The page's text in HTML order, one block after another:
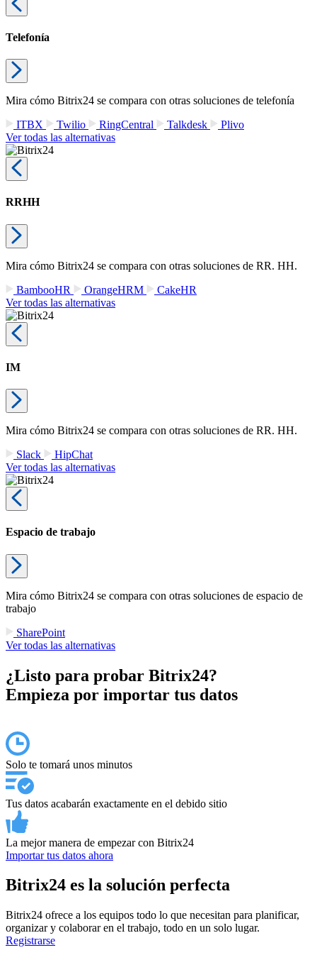
Telefonía
Mira cómo Bitrix24 se compara con otras soluciones de telefonía
ITBX
Twilio RingCentral Talkdesk
Plivo
Ver todas las alternativas
RRHH
Mira cómo Bitrix24 se compara con otras soluciones de RR. HH.
BambooHR
OrangeHRM
CakeHR
Ver todas las alternativas
IM
Mira cómo Bitrix24 se compara con otras soluciones de RR. HH.
Slack
HipChat
Ver todas las alternativas
Espacio de trabajo
Mira cómo Bitrix24 se compara con otras soluciones de espacio de
trabajo
SharePoint
Ver todas las alternativas
¿Listo para probar Bitrix24?
Empieza por importar tus datos
Solo te tomará unos minutos
Tus datos acabarán exactamente en el debido sitio
La mejor manera de empezar con Bitrix24
Importar tus datos ahora
Bitrix24 es la solución perfecta
Bitrix24 ofrece a los equipos todo lo que necesitan para planificar,
organizar y colaborar en el trabajo, todo en un solo lugar.
Registrarse